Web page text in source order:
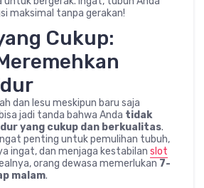
maksimal tanpa gerakan!
Cukup:
dan lesu meskipun baru saja
jadi tanda bahwa Anda tidak
yang cukup dan berkualitas.
penting untuk pemulihan tubuh,
ingat, dan menjaga kestabilan slot
orang dewasa memerlukan 7-
malam.